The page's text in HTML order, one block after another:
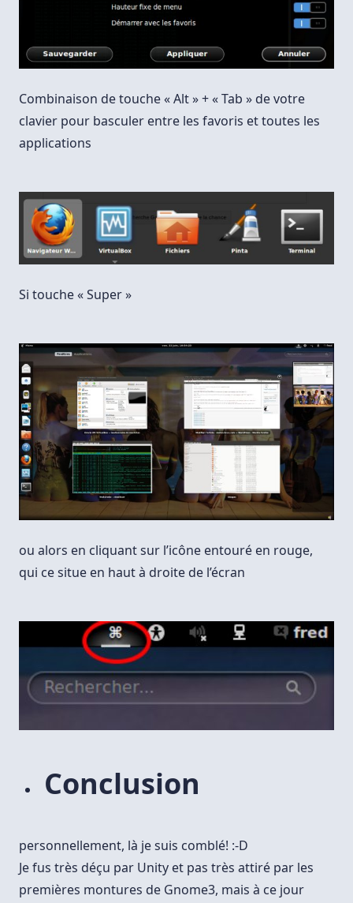
Combinaison de touche « Alt » + « Tab » de votre
clavier pour basculer entre les favoris et toutes les
applications
Si touche « Super »
ou alors en cliquant sur l’icône entouré en rouge,
qui ce situe en haut à droite de l’écran
Conclusion
personnellement, là je suis comblé! :-D
Je fus très déçu par Unity et pas très attiré par les
premières montures de Gnome3, mais à ce jour